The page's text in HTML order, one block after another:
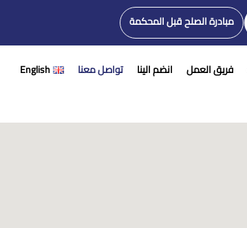
مبادرة الصلح قبل المحكمة
فريق العمل انضم الينا تواصل معنا English